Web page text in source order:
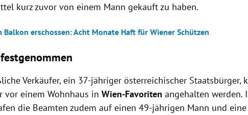
kurz zuvor von einem Mann gekauft zu haben.
Balkon erschossen: Acht Monate Haft für Wiener Schützen
Verkäufer, ein 37-jähriger österreichischer Staatsbürger,
vor einem Wohnhaus inWien-Favoritenangehalten werden.
die Beamten zudem auf einen 49-jährigen Mann und